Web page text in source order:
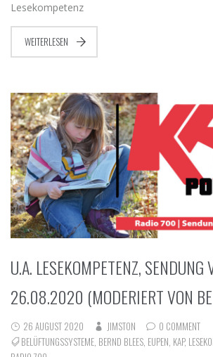
Lesekompetenz
WEITERLESEN
U.A. LESEKOMPETENZ, SENDUNG
26.08.2020 (MODERIERT VON
26 AUGUST 2020 JIMSTON
0 COMMENT
BELÜFTUNGSSYSTEME BERND BLEES EUPEN KAP,